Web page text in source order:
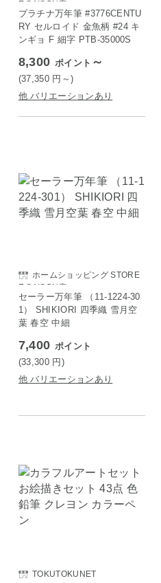
E SAISON店
プラチナ万年筆 #3776CENTU
RY セルロイド 金魚柄 #24 キ
ンギョ F 細字 PTB-35000S
8,300 ポイント ～
(37,350 円 ～)
他 バリエーションあり
ホームショッピング STORE
E SAISON店
セーラー万年筆 （11-1224-30
1） SHIKIORI 四季織 雪月空
葉 春空 中細
7,400 ポイント
(33,300 円 )
他 バリエーションあり
TOKUTOKUNET